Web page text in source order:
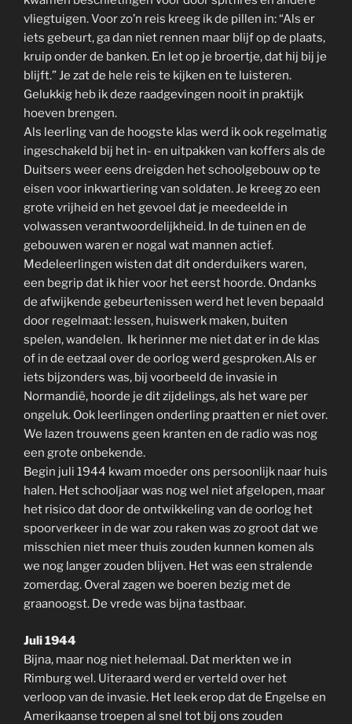
vliegtuigen. Voor zo’n reis kreeg ik de pillen in: “Als er
iets gebeurt, ga dan niet rennen maar blijf op de plaats,
kruip onder de banken. En let op je broertje, dat hij bij je
blijft.” Je zat de hele reis te kijken en te luisteren.
Gelukkig heb ik deze raadgevingen nooit in praktijk
hoeven brengen.
Als leerling van de hoogste klas werd ik ook regelmatig
ingeschakeld bij het in- en uitpakken van koffers als de
Duitsers weer eens dreigden het schoolgebouw op te
eisen voor inkwartiering van soldaten. Je kreeg zo een
grote vrijheid en het gevoel dat je meedeelde in
volwassen verantwoordelijkheid. In de tuinen en de
gebouwen waren er nogal wat mannen actief.
Medeleerlingen wisten dat dit onderduikers waren,
een begrip dat ik hier voor het eerst hoorde. Ondanks
de afwijkende gebeurtenissen werd het leven bepaald
door regelmaat: lessen, huiswerk maken, buiten
spelen, wandelen. Ik herinner me niet dat er in de klas
of in de eetzaal over de oorlog werd gesproken.Als er
iets bijzonders was, bij voorbeeld de invasie in
Normandië, hoorde je dit zijdelings, als het ware per
ongeluk. Ook leerlingen onderling praatten er niet over.
We lazen trouwens geen kranten en de radio was nog
een grote onbekende.
Begin juli 1944 kwam moeder ons persoonlijk naar huis
halen. Het schooljaar was nog wel niet afgelopen, maar
het risico dat door de ontwikkeling van de oorlog het
spoorverkeer in de war zou raken was zo groot dat we
misschien niet meer thuis zouden kunnen komen als
we nog langer zouden blijven. Het was een stralende
zomerdag. Overal zagen we boeren bezig met de
graanoogst. De vrede was bijna tastbaar.
Juli 1944
Bijna, maar nog niet helemaal. Dat merkten we in
Rimburg wel. Uiteraard werd er verteld over het
verloop van de invasie. Het leek erop dat de Engelse en
Amerikaanse troepen al snel tot bij ons zouden